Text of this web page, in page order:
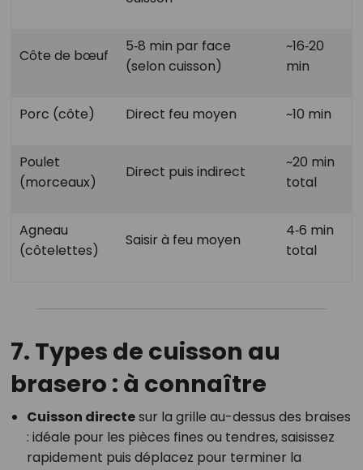
Côte de bœuf
5‑8 min par face
(selon cuisson)
~16‑20
min
Porc (côte) Direct feu moyen ~10 min
Poulet
(morceaux)
Direct puis indirect
~20 min
total
Agneau
(côtelettes)
Saisir à feu moyen
4‑6 min
total
7. Types de cuisson au
brasero : à connaître
Cuisson directesur la grille au-dessus des braises
: idéale pour les pièces fines ou tendres, saisissez
rapidement puis déplacez pour terminer la